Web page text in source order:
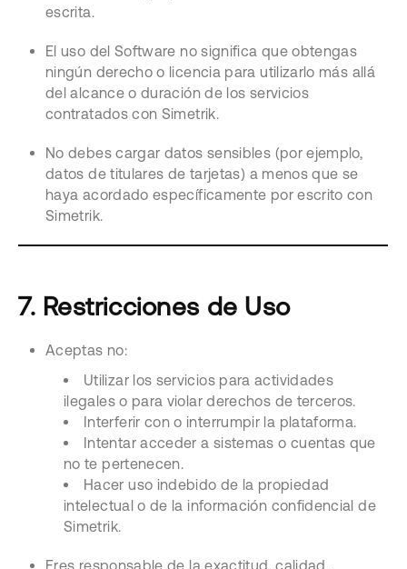
escrita.
El uso del Software no significa que obtengas
ningún derecho o licencia para utilizarlo más allá
del alcance o duración de los servicios
contratados con Simetrik.
No debes cargar datos sensibles (por ejemplo,
datos de titulares de tarjetas) a menos que se
haya acordado específicamente por escrito con
Simetrik.
7. Restricciones de Uso
Aceptas no:
Utilizar los servicios para actividades
ilegales o para violar derechos de terceros.
Interferir con o interrumpir la plataforma.
Intentar acceder a sistemas o cuentas que
no te pertenecen.
Hacer uso indebido de la propiedad
intelectual o de la información confidencial de
Simetrik.
Eres responsable de la exactitud, calidad,